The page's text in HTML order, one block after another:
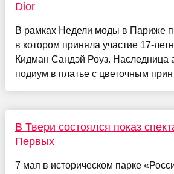
Dior
В рамках Недели моды в Париже
в котором приняла участие 17-
Кидман Сандэй Роуз. Наследница
подиум в платье с цветочным
В Твери состоялся показ
Первых
7 мая в историческом парке